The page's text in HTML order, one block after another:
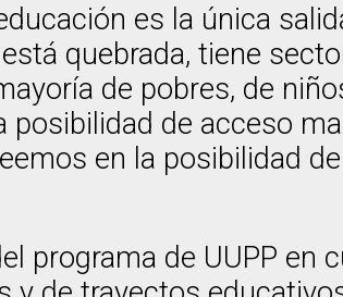
es la única
quebrada, tiene
de pobres, de
posibilidad de acceso
en la posibilidad
programa de UUPP en